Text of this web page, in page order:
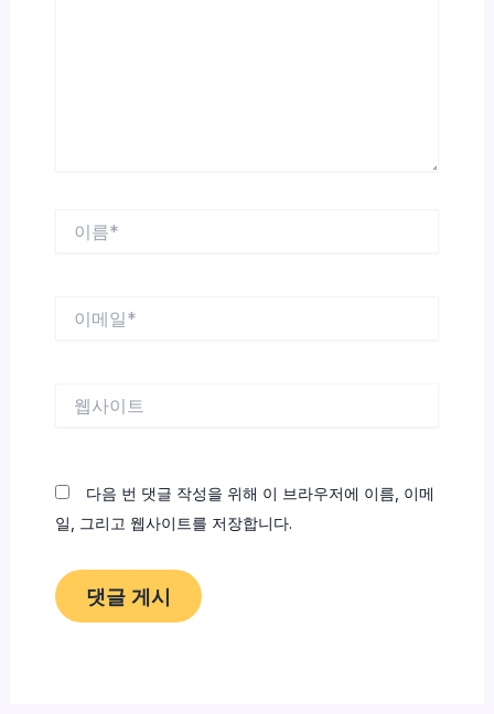
다음 번 댓글 작성을 위해 이 브라우저에 이름, 이메
일, 그리고 웹사이트를 저장합니다.